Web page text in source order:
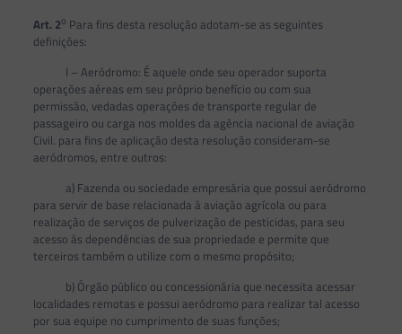
Art. 2o Para fins desta resolução adotam-se as seguintes
definições:
I – Aeródromo: É aquele onde seu operador suporta
operações aéreas em seu próprio benefício ou com sua
permissão, vedadas operações de transporte regular de
passageiro ou carga nos moldes da agência nacional de aviação
Civil. para fins de aplicação desta resolução consideram-se
aeródromos, entre outros:
a) Fazenda ou sociedade empresária que possui aeródromo
para servir de base relacionada à aviação agrícola ou para
realização de serviços de pulverização de pesticidas, para seu
acesso às dependências de sua propriedade e permite que
terceiros também o utilize com o mesmo propósito;
b) Órgão público ou concessionária que necessita acessar
localidades remotas e possui aeródromo para realizar tal acesso
por sua equipe no cumprimento de suas funções;